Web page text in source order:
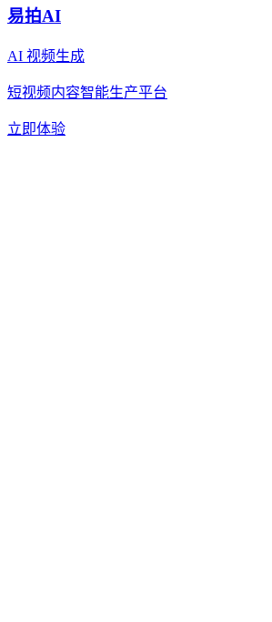
易拍AI
AI 视频生成
短视频内容智能生产平台
立即体验